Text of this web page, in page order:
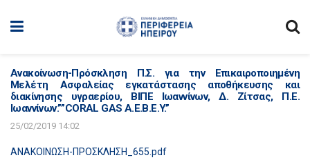
Ανακοίνωση-Πρόσκληση Π.Σ. για την Επικαιροποιημένη
Μελέτη Ασφαλείας εγκατάστασης αποθήκευσης και
διακίνησης υγραερίου, ΒΙΠΕ Ιωαννίνων, Δ. Ζίτσας, Π.Ε.
Ιωαννίνων.””CORAL GAS A.E.B.E.Y.”
25/02/2019 14:02
ΑΝΑΚΟΙΝΩΣΗ-ΠΡΟΣΚΛΗΣΗ_655.pdf